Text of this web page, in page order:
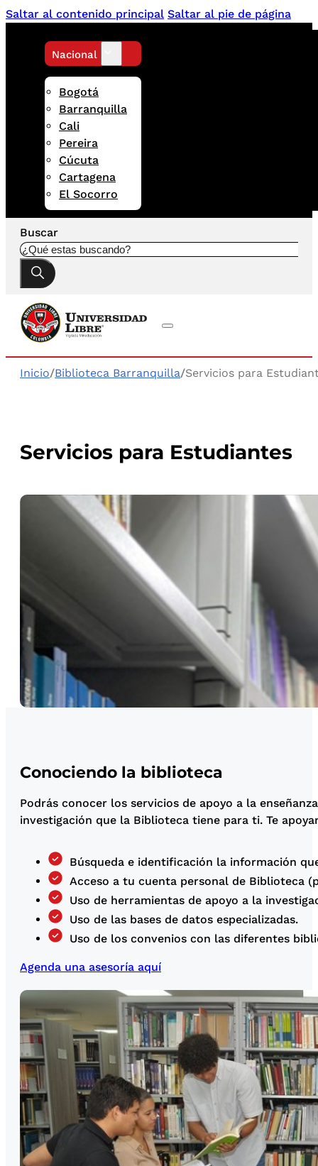
Saltar al contenido principal Saltar al pie de página
Nacional
Bogotá
Barranquilla
Cali
Pereira
Cúcuta
Cartagena
El Socorro
Buscar
Inicio/Biblioteca Barranquilla/Servicios para
Servicios para Estudiantes
Conociendo la biblioteca
Podrás conocer los servicios de apoyo a la
investigación que la Biblioteca tiene para ti. Te
Búsqueda e identificación la información
Acceso a tu cuenta personal de Biblioteca
Uso de herramientas de apoyo a la
Uso de las bases de datos especializadas.
Uso de los convenios con las diferentes
Agenda una asesoría aquí